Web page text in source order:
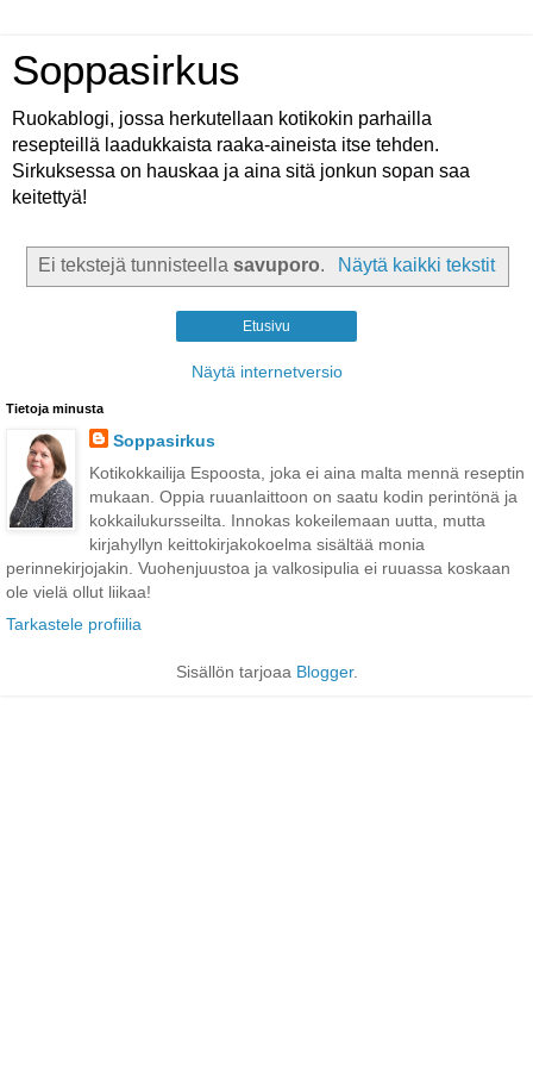
Soppasirkus
Ruokablogi, jossa herkutellaan kotikokin parhailla
resepteillä laadukkaista raaka-aineista itse tehden.
Sirkuksessa on hauskaa ja aina sitä jonkun sopan saa
keitettyä!
Ei tekstejä tunnisteellasavuporo. Näytä kaikki tekstit
Etusivu
Näytä internetversio
Tietoja minusta
Soppasirkus
Kotikokkailija Espoosta, joka ei aina malta mennä reseptin
mukaan. Oppia ruuanlaittoon on saatu kodin perintönä ja
kokkailukursseilta. Innokas kokeilemaan uutta, mutta
kirjahyllyn keittokirjakokoelma sisältää monia
perinnekirjojakin. Vuohenjuustoa ja valkosipulia ei ruuassa koskaan
ole vielä ollut liikaa!
Tarkastele profiilia
Sisällön tarjoaa Blogger.